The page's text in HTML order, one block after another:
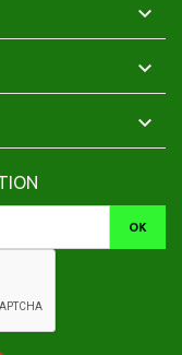


